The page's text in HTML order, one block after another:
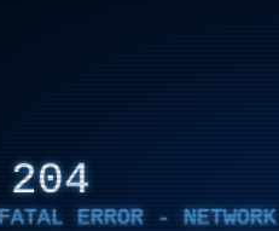
204
ERROR - NETWORK